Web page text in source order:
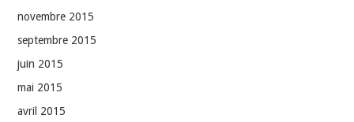
novembre 2015
septembre 2015
juin 2015
mai 2015
avril 2015